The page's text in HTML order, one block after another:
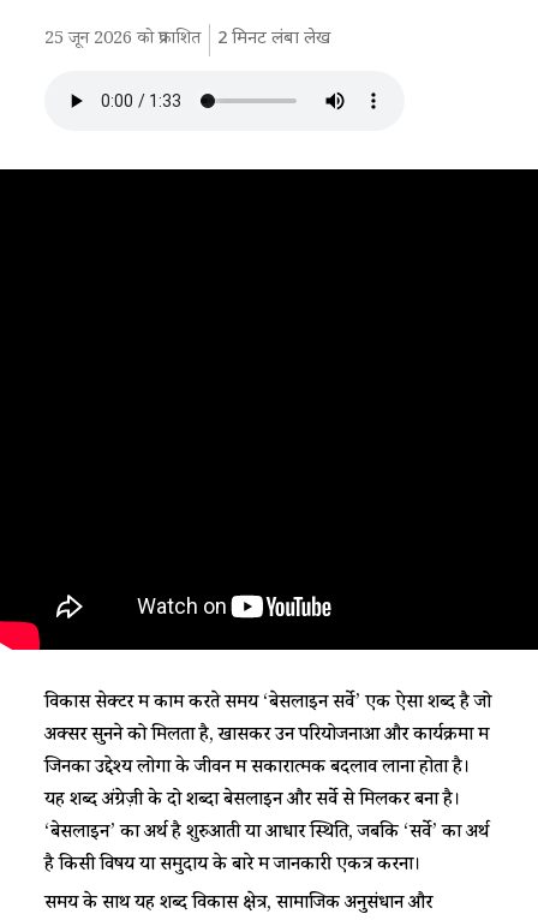
25 जून 2026 को प्रकाशित 2मिनट लंबा लेख
​​विकास सेक्टर में काम करते समय ‘बेसलाइन सर्वे’ एक ऐसा शब्द है जो
अक्सर सुनने को मिलता है, खासकर उन परियोजनाओं और कार्यक्रमों में
जिनका उद्देश्य लोगों के जीवन में सकारात्मक बदलाव लाना होता है।
यह शब्द अंग्रेज़ी के दो शब्दों बेसलाइन और सर्वे से मिलकर बना है।
‘बेसलाइन’ का अर्थ है शुरुआती या आधार स्थिति, जबकि ‘सर्वे’ का अर्थ
है किसी विषय या समुदाय के बारे में जानकारी एकत्र करना।​
​​समय के साथ यह शब्द विकास क्षेत्र, सामाजिक अनुसंधान और